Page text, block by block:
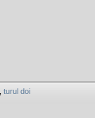
turul doi